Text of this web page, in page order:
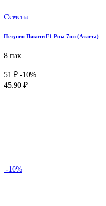
Семена
Петуния Пикоти F1 Роза 7шт (Аэлита)
8 пак
51 ₽ -10%
45.90 ₽
-10%